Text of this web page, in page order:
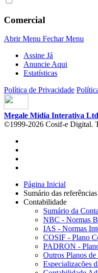
Comercial
Abrir Menu Fechar Menu
Assine Já
Anuncie Aqui
Estatísticas
Política de Privacidade
Megale Mídia Interativa
©1999-2026 Cosif-e Digital.
Página Inicial
Sumário das
Contabilidade
Sumário da
NBC - Normas
IAS - Normas
COSIF - Plano
PADRON -
Outros Planos de
Especializações